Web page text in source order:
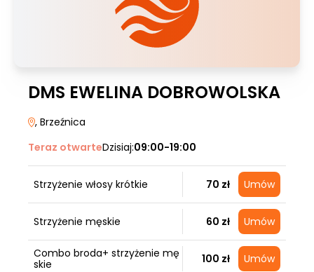
DMS EWELINA DOBROWOLSKA
, Brzeźnica
Teraz otwarteDzisiaj:09:00-19:00
Strzyżenie włosy krótkie 70 zł Umów
Strzyżenie męskie 60 zł Umów
Combo broda+ strzyżenie mę
skie
100 zł Umów